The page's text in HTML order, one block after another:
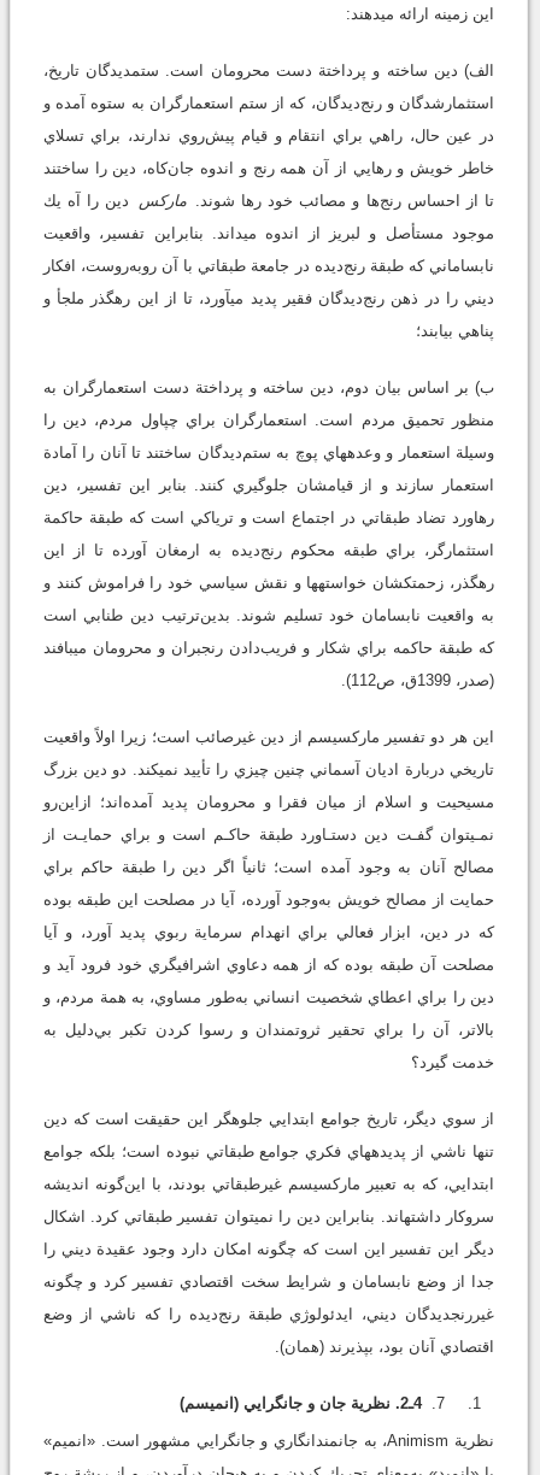
اين زمينه ارائه مي‏دهند:
الف) دين ساخته و پرداختة دست محرومان است. ستمديدگان تاريخ،
استثمارشدگان و رنج‌ديدگان، كه از ستم استعمارگران به ستوه آمده و
در عين حال، راهي براي انتقام و قيام پيش‌روي ندارند، براي تسلاي
خاطر خويش و رهايي از آن همه رنج و اندوه جان‌كاه، دين را ساختند
تا از احساس رنج‌ها و مصائب خود رها شوند. ماركس
دين را آه يك
موجود مستأصل و لبريز از اندوه مي‏داند. بنابراين تفسير، واقعيت
نابساماني كه طبقة رنج‌ديده در جامعة طبقاتي با آن روبه‌روست، افكار
ديني را در ذهن رنج‌ديدگان فقير پديد مي‏آورد، تا از اين رهگذر ملجأ و
پناهي بيابند؛
ب) بر اساس بيان دوم، دين ساخته و پرداختة دست استعمارگران به
منظور تحميق مردم است. استعمارگران براي چپاول مردم، دين را
وسيلة استعمار و وعده‏هاي پوچ به ستم‌ديدگان ساختند تا آنان را آمادة
استعمار سازند و از قيامشان جلوگيري كنند. بنابر اين تفسير، دين
رهاورد تضاد طبقاتي در اجتماع است و ترياكي است كه طبقة حاكمة
استثمارگر، براي طبقه محكوم رنج‌ديده به ارمغان آورده تا از اين
رهگذر، زحمتكشان خواسته‏ها و نقش سياسي خود را فراموش كنند و
به واقعيت نابسامان خود تسليم شوند. بدين‌ترتيب دين طنابي است
كه طبقة حاكمه براي شكار و فريب‌دادن رنجبران و محرومان مي‏بافند
(صدر، 1399ق، ص112).
اين هر دو تفسير ماركسيسم از دين غيرصائب است؛ زيرا اولاً واقعيت
تاريخي دربارة اديان آسماني چنين چيزي را تأييد نمي‏كند. دو دين بزرگ
مسيحيت و اسلام از ميان فقرا و محرومان پديد آمده‌اند؛ ازاين‌رو
نمـي‏توان گفـت دين دستـاورد طبقة حاكـم است و براي حمايـت از
مصالح آنان به وجود آمده است؛ ثانياً اگر دين را طبقة حاكم براي
حمايت از مصالح خويش به‌وجود آورده، آيا در مصلحت اين طبقه بوده
كه در دين، ابزار فعالي براي انهدام سرماية ربوي پديد آورد، و آيا
مصلحت آن طبقه بوده كه از همه دعاوي اشرافيگري خود فرود آيد و
دين را براي اعطاي شخصيت انساني به‌طور مساوي، به همة مردم، و
بالاتر، آن را براي تحقير ثروتمندان و رسوا كردن تكبر بي‌دليل به
خدمت گيرد؟
از سوي ديگر، تاريخ جوامع ابتدايي جلوه‏گر اين حقيقت است كه دين
تنها ناشي از پديده‏هاي فكري جوامع طبقاتي نبوده است؛ بلكه جوامع
ابتدايي، كه به تعبير ماركسيسم غيرطبقاتي بودند، با اين‌گونه انديشه
سروكار داشته‏اند. بنابراين دين را نمي‏توان تفسير طبقاتي كرد. اشكال
ديگر اين تفسير اين است كه چگونه امكان دارد وجود عقيدة ديني را
جدا از وضع نابسامان و شرايط سخت اقتصادي تفسير كرد و چگونه
غيررنج‏ديدگان ديني، ايدئولوژي طبقة رنج‌ديده را كه ناشي از وضع
اقتصادي آنان بود، بپذيرند (همان).
4ـ2. نظرية جان و جان‏گرايي (انميسم)
نظرية Animism، به جانمندانگاري و جان‏گرايي مشهور است. «انميم»